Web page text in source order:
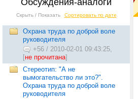
Обсуждения-аналоги
Скрыть / Показать Сортировать по дате
Охрана труда по доброй воле
руководителя
+56 / 2010-02-01 09:43:25,
[не прочитана]
Стереотип: "А не
вымогательство ли это?".
Охрана труда по доброй воле
руководителя